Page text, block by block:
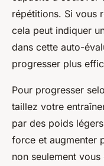
répétitions. Si vous
cela peut indiquer
dans cette auto-
progresser plus
Pour progresser
taillez votre
par des poids
force et augmenter
non seulement